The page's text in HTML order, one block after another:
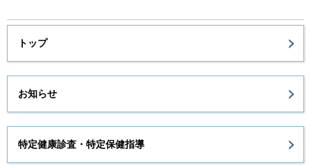
トップ
お知らせ
特定健康診査・特定保健指導